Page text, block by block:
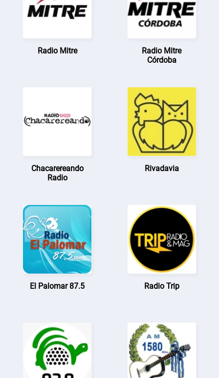
Radio Mitre
Radio Mitre
Córdoba
Chacarereando
Radio
Rivadavia
El Palomar 87.5 Radio Trip